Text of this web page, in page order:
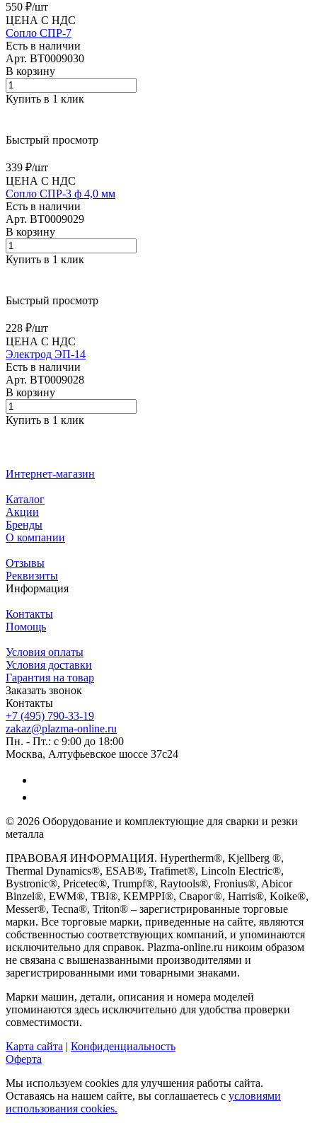
550 ₽/шт
ЦЕНА С НДС
Сопло СПР-7
Есть в наличии
Арт. BT0009030
В корзину
Купить в 1 клик
Быстрый просмотр
339 ₽/шт
ЦЕНА С НДС
Сопло СПР-3 ф 4,0 мм
Есть в наличии
Арт. BT0009029
В корзину
Купить в 1 клик
Быстрый просмотр
228 ₽/шт
ЦЕНА С НДС
Электрод ЭП-14
Есть в наличии
Арт. BT0009028
В корзину
Купить в 1 клик
Интернет-магазин
Каталог
Акции
Бренды
О компании
Отзывы
Реквизиты
Информация
Контакты
Помощь
Условия оплаты
Условия доставки
Гарантия на товар
Заказать звонок
Контакты
+7 (495) 790-33-19
zakaz@plazma-online.ru
Пн. - Пт.: с 9:00 до 18:00
Москва, Алтуфьевское шоссе 37с24
© 2026 Оборудование и комплектующие для сварки и резки
металла
ПРАВОВАЯ ИНФОРМАЦИЯ. Hypertherm®, Kjellberg ®,
Thermal Dynamics®, ESAB®, Trafimet®, Lincoln Electric®,
Bystronic®, Pricetec®, Trumpf®, Raytools®, Fronius®, Abicor
Binzel®, EWM®, TBI®, KEMPPI®, Сварог®, Harris®, Koike®,
Messer®, Tecna®, Triton® – зарегистрированные торговые
марки. Все торговые марки, приведенные на сайте, являются
собственностью соответствующих компаний, и упоминаются
исключительно для справок. Plazma-online.ru никоим образом
не связана с вышеназванными производителями и
зарегистрированными ими товарными знаками.
Марки машин, детали, описания и номера моделей
упоминаются здесь исключительно для удобства проверки
совместимости.
Карта сайта | Конфиденциальность
Оферта
Мы используем cookies для улучшения работы сайта.
Оставаясь на нашем сайте, вы соглашаетесь с условиями
использования cookies.